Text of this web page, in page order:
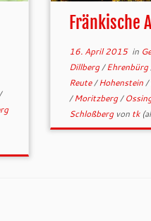
Fränkische
16. April 2015in
Dillberg/Ehrenbürg
Reute/Hohenstein/
/Moritzberg/
Schloßberg von tk